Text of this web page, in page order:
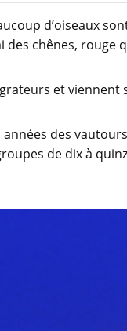
d’oiseaux
des chênes, rouge
et viennent
années des
de dix à